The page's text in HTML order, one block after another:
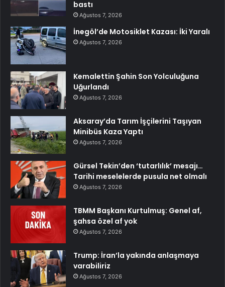
bastı
Ağustos 7, 2026
İnegöl’de Motosiklet Kazası: İki Yaralı
Ağustos 7, 2026
Kemalettin Şahin Son Yolculuğuna
Uğurlandı
Ağustos 7, 2026
Aksaray’da Tarım İşçilerini Taşıyan
Minibüs Kaza Yaptı
Ağustos 7, 2026
Gürsel Tekin’den ‘tutarlılık’ mesajı…
Tarihi meselelerde pusula net olmalı
Ağustos 7, 2026
TBMM Başkanı Kurtulmuş: Genel af,
şahsa özel af yok
Ağustos 7, 2026
Trump: İran’la yakında anlaşmaya
varabiliriz
Ağustos 7, 2026